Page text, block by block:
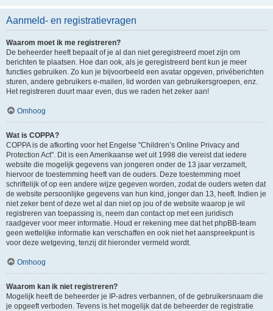
Aanmeld- en registratievragen
Waarom moet ik me registreren?
De beheerder heeft bepaalt of je al dan niet geregistreerd moet zijn om
berichten te plaatsen. Hoe dan ook, als je geregistreerd bent kun je meer
functies gebruiken. Zo kun je bijvoorbeeld een avatar opgeven, privéberichten
sturen, andere gebruikers e-mailen, lid worden van gebruikersgroepen, enz.
Het registreren duurt maar even, dus we raden het zeker aan!
Omhoog
Wat is COPPA?
COPPA is de afkorting voor het Engelse "Children’s Online Privacy and
Protection Act". Dit is een Amerikaanse wet uit 1998 die vereist dat iedere
website die mogelijk gegevens van jongeren onder de 13 jaar verzamelt,
hiervoor de toestemming heeft van de ouders. Deze toestemming moet
schriftelijk of op een andere wijze gegeven worden, zodat de ouders weten dat
de website persoonlijke gegevens van hun kind, jonger dan 13, heeft. Indien je
niet zeker bent of deze wet al dan niet op jou of de website waarop je wil
registreren van toepassing is, neem dan contact op met een juridisch
raadgever voor meer informatie. Houd er rekening mee dat het phpBB-team
geen wettelijke informatie kan verschaffen en ook niet het aanspreekpunt is
voor deze wetgeving, tenzij dit hieronder vermeld wordt.
Omhoog
Waarom kan ik niet registreren?
Mogelijk heeft de beheerder je IP-adres verbannen, of de gebruikersnaam die
je opgeeft verboden. Tevens is het mogelijk dat de beheerder de registratie